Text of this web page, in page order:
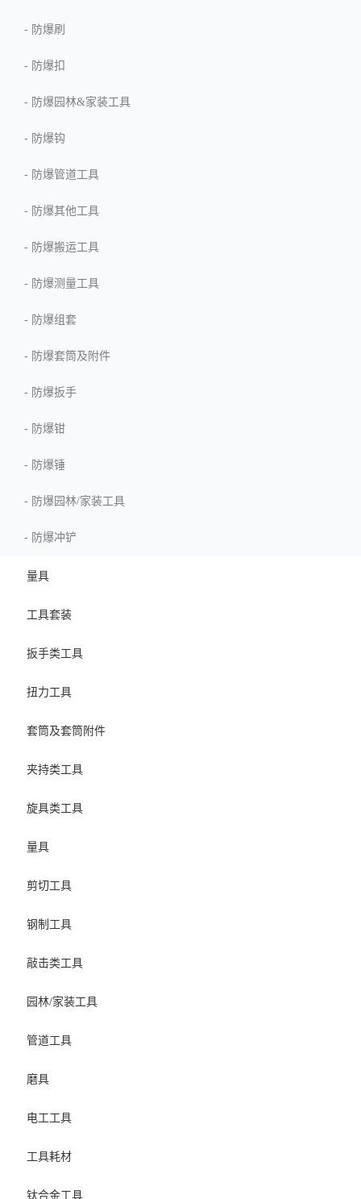
- 防爆刷
- 防爆扣
- 防爆园林&家装工具
- 防爆钩
- 防爆管道工具
- 防爆其他工具
- 防爆搬运工具
- 防爆测量工具
- 防爆组套
- 防爆套筒及附件
- 防爆扳手
- 防爆钳
- 防爆锤
- 防爆园林/家装工具
- 防爆冲铲
量具
工具套装
扳手类工具
扭力工具
套筒及套筒附件
夹持类工具
旋具类工具
量具
剪切工具
钢制工具
敲击类工具
园林/家装工具
管道工具
磨具
电工工具
工具耗材
钛合金工具